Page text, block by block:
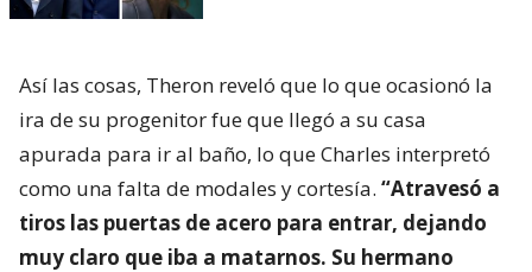
Así las cosas, Theron reveló que lo que ocasionó la
ira de su progenitor fue que llegó a su casa
apurada para ir al baño, lo que Charles interpretó
como una falta de modales y cortesía. “Atravesó a
tiros las puertas de acero para entrar, dejando
muy claro que iba a matarnos. Su hermano